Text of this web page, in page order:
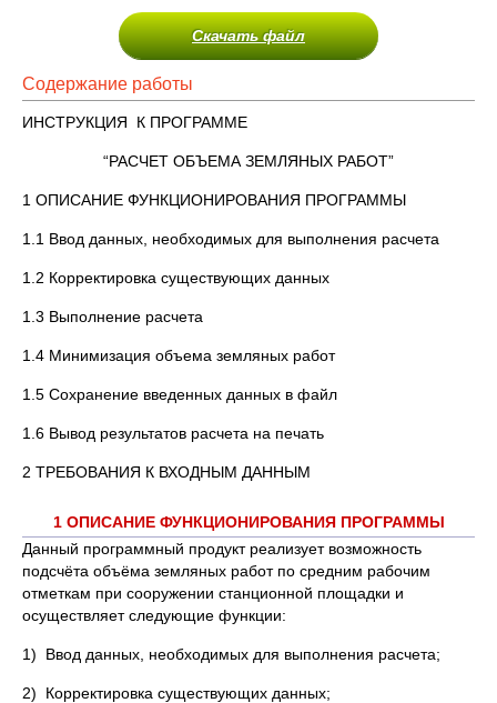
Скачать файл
Содержание работы
ИНСТРУКЦИЯ К ПРОГРАММЕ
“РАСЧЕТ ОБЪЕМА ЗЕМЛЯНЫХ РАБОТ”
1 ОПИСАНИЕ ФУНКЦИОНИРОВАНИЯ ПРОГРАММЫ
1.1 Ввод данных, необходимых для выполнения расчета
1.2 Корректировка существующих данных
1.3 Выполнение расчета
1.4 Минимизация объема земляных работ
1.5 Сохранение введенных данных в файл
1.6 Вывод результатов расчета на печать
2 ТРЕБОВАНИЯ К ВХОДНЫМ ДАННЫМ
1 ОПИСАНИЕ ФУНКЦИОНИРОВАНИЯ ПРОГРАММЫ
Данный программный продукт реализует возможность
подсчёта объёма земляных работ по средним рабочим
отметкам при сооружении станционной площадки и
осуществляет следующие функции:
1) Ввод данных, необходимых для выполнения расчета;
2) Корректировка существующих данных;